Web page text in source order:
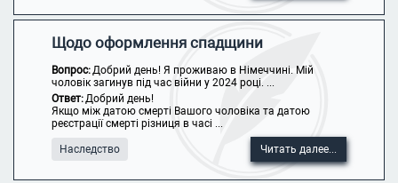
Щодо оформлення спадщини
Вопрос:Добрий день! Я проживаю в Німеччині. Мій
чоловік загинув під час війни у 2024 році. ...
Ответ:Добрий день!
Якщо між датою смерті Вашого чоловіка та датою
реєстрації смерті різниця в часі ...
Наследство Читать далее...